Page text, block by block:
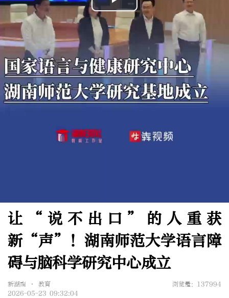
Play
Video
让“说不出口”的人重获
新“声”！湖南师范大学语言障
碍与脑科学研究中心成立
新湖南 • 教育
浏览量：137994
2026-05-23 09:32:04